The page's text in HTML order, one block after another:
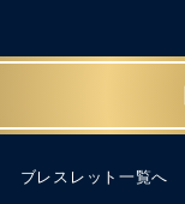
ブレスレット一覧へ